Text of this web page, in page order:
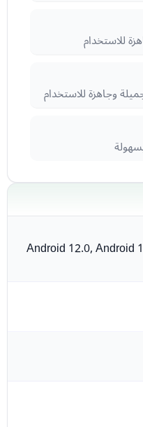
للاستخدام
وجاهزة للاستخدام
Android 12.0, Android